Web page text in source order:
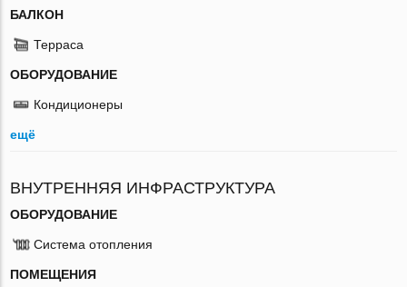
БАЛКОН
Терраса
ОБОРУДОВАНИЕ
Кондиционеры
ещё
ВНУТРЕННЯЯ ИНФРАСТРУКТУРА
ОБОРУДОВАНИЕ
Система отопления
ПОМЕЩЕНИЯ